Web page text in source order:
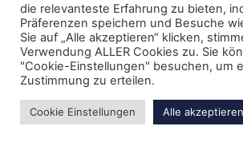
Mail:GlasundFarbe@ABedey.de
die relevanteste Erfahrung zu bieten,
Präferenzen speichern und Besuche
Sie auf „Alle akzeptieren“ klicken,
Verwendung ALLER Cookies zu. Sie
"Cookie-Einstellungen" besuchen, um
Zustimmung zu erteilen.
Cookie Einstellungen Alle akzeptieren